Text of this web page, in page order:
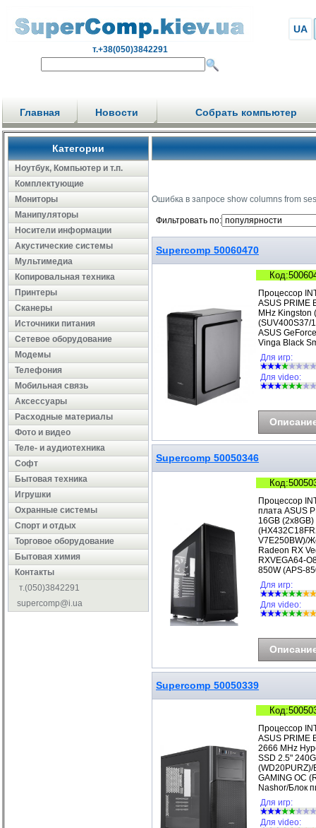
т.+38(050)3842291
UA
Главная Новости Собрать компьютер
Категории
Ноутбук, Компьютер и т.п.
Комплектующие
Мониторы
Манипуляторы
Носители информации
Акустические системы
Мультимедиа
Копировальная техника
Принтеры
Сканеры
Источники питания
Сетевое оборудование
Модемы
Телефония
Мобильная связь
Аксессуары
Расходные материалы
Фото и видео
Теле- и аудиотехника
Софт
Бытовая техника
Игрушки
Охранные системы
Cпорт и отдых
Торговое оборудование
Бытовая химия
Контакты
т.(050)3842291
supercomp@i.ua
Ошибка в запросе show columns from
Фильтровать по:
Supercomp 50060470
Процессор
ASUS PRIME
MHz Kingston
(SUV400S37/
ASUS
Vinga Black
Для игр:
Для video:
Supercomp 50050346
Процессор
плата ASUS
16GB
V7E250BW)/
Radeon RX
RXVEGA64-
850W (APS-
Для игр:
Для video:
Supercomp 50050339
Процессор
ASUS PRIME
2666 MHz
SSD 2.5"
(WD20PURZ)/
GAMING OC
Nashor/Блок
Для игр:
Для video: